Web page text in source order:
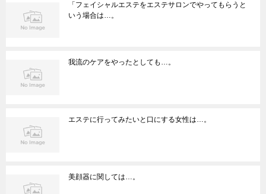
「フェイシャルエステをエステサロンでやってもらうと
いう場合は…。
我流のケアをやったとしても…。
エステに行ってみたいと口にする女性は…。
美顔器に関しては…。